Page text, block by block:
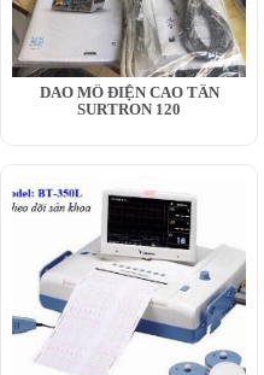
DAO MỔ ĐIỆN CAO TẦN
SURTRON 120